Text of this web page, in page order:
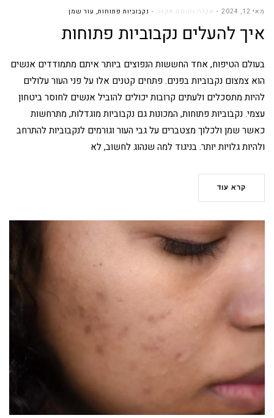
מאי 12, 2024 אקנה ופוסט אקנה נקבוביות פתוחות, עור שמן
איך להעלים נקבוביות פתוחות
בעולם הטיפוח, אחד החששות הנפוצים ביותר איתם מתמודדים אנשים
הוא צמצום נקבוביות בפנים. פתחים קטנים אלו על פני העור עלולים
להיות מתסכלים ולעתים קרובות יכולים להוביל אנשים לחוסר ביטחון
עצמי. נקבוביות פתוחות, המכונות גם נקבוביות מוגדלות, מתרחשות
כאשר שמן ולכלוך מצטברים על גבי העור וגורמים לנקבוביות להתרחב
ולהיות גלויות יותר. בניגוד למה שנהוג לחשוב, לא
קרא עוד